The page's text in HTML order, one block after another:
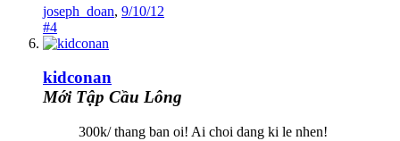
joseph_doan, 9/10/12
#4
kidconan
Mới Tập Cầu Lông
300k/ thang ban oi! Ai choi dang ki le nhen!